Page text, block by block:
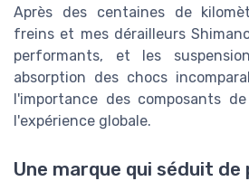
Après des centaines de
freins et mes dérailleurs
performants, et les
absorption des chocs
l'importance des composants
l'expérience globale.
Une marque qui séduit de